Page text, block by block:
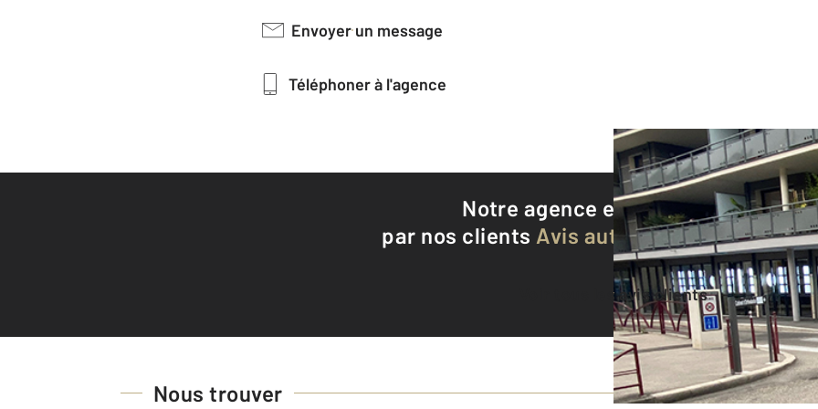
Envoyer un message
Téléphoner à l'agence
Notre agence est notée9,2/10
par nos clients Avis authentifiés par
Voir tous les avis clients
Nous trouver